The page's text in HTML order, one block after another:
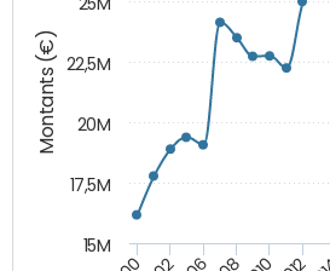
Montants (€)
15M
17,5M
20M
22,5M
25M